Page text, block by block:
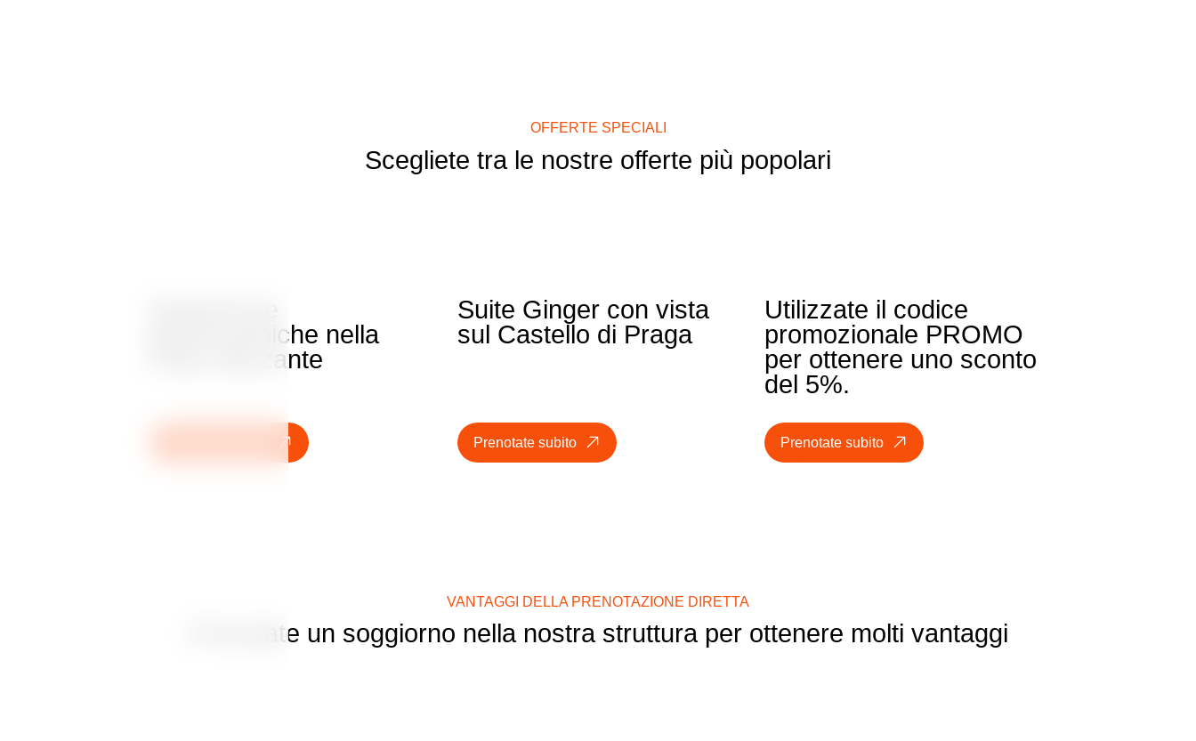
OFFERTE SPECIALI
Scegliete tra le nostre offerte più popolari
gastronomiche nella
Casa danzante
Suite Ginger con vista
sul Castello di Praga
Prenotate subito
Utilizzate il codice
promozionale PROMO
per ottenere uno sconto
del 5%.
Prenotate subito
VANTAGGI DELLA PRENOTAZIONE DIRETTA
Prenotate un soggiorno nella nostra struttura per ottenere molti vantaggi